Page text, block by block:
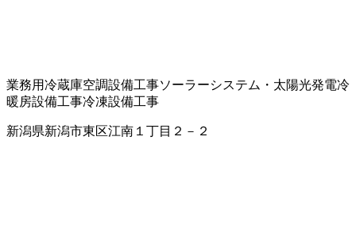
業務用冷蔵庫空調設備工事ソーラーシステム・太陽光発電冷
暖房設備工事冷凍設備工事
新潟県新潟市東区江南１丁目２－２